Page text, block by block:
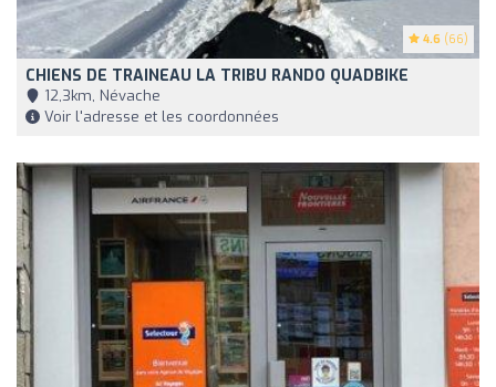
4.6 (66)
CHIENS DE TRAINEAU LA TRIBU RANDO QUADBIKE
12,3km, Névache
Voir l'adresse et les coordonnées